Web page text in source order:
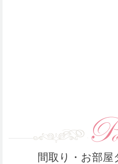
間取り・お部